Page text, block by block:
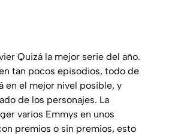
Quizá la mejor serie del año.
tan pocos episodios, todo de
en el mejor nivel posible, y
de los personajes. La
varios Emmys en unos
premios o sin premios, esto